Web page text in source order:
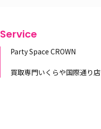
Service
Party Space CROWN
買取専門いくらや国際通り店